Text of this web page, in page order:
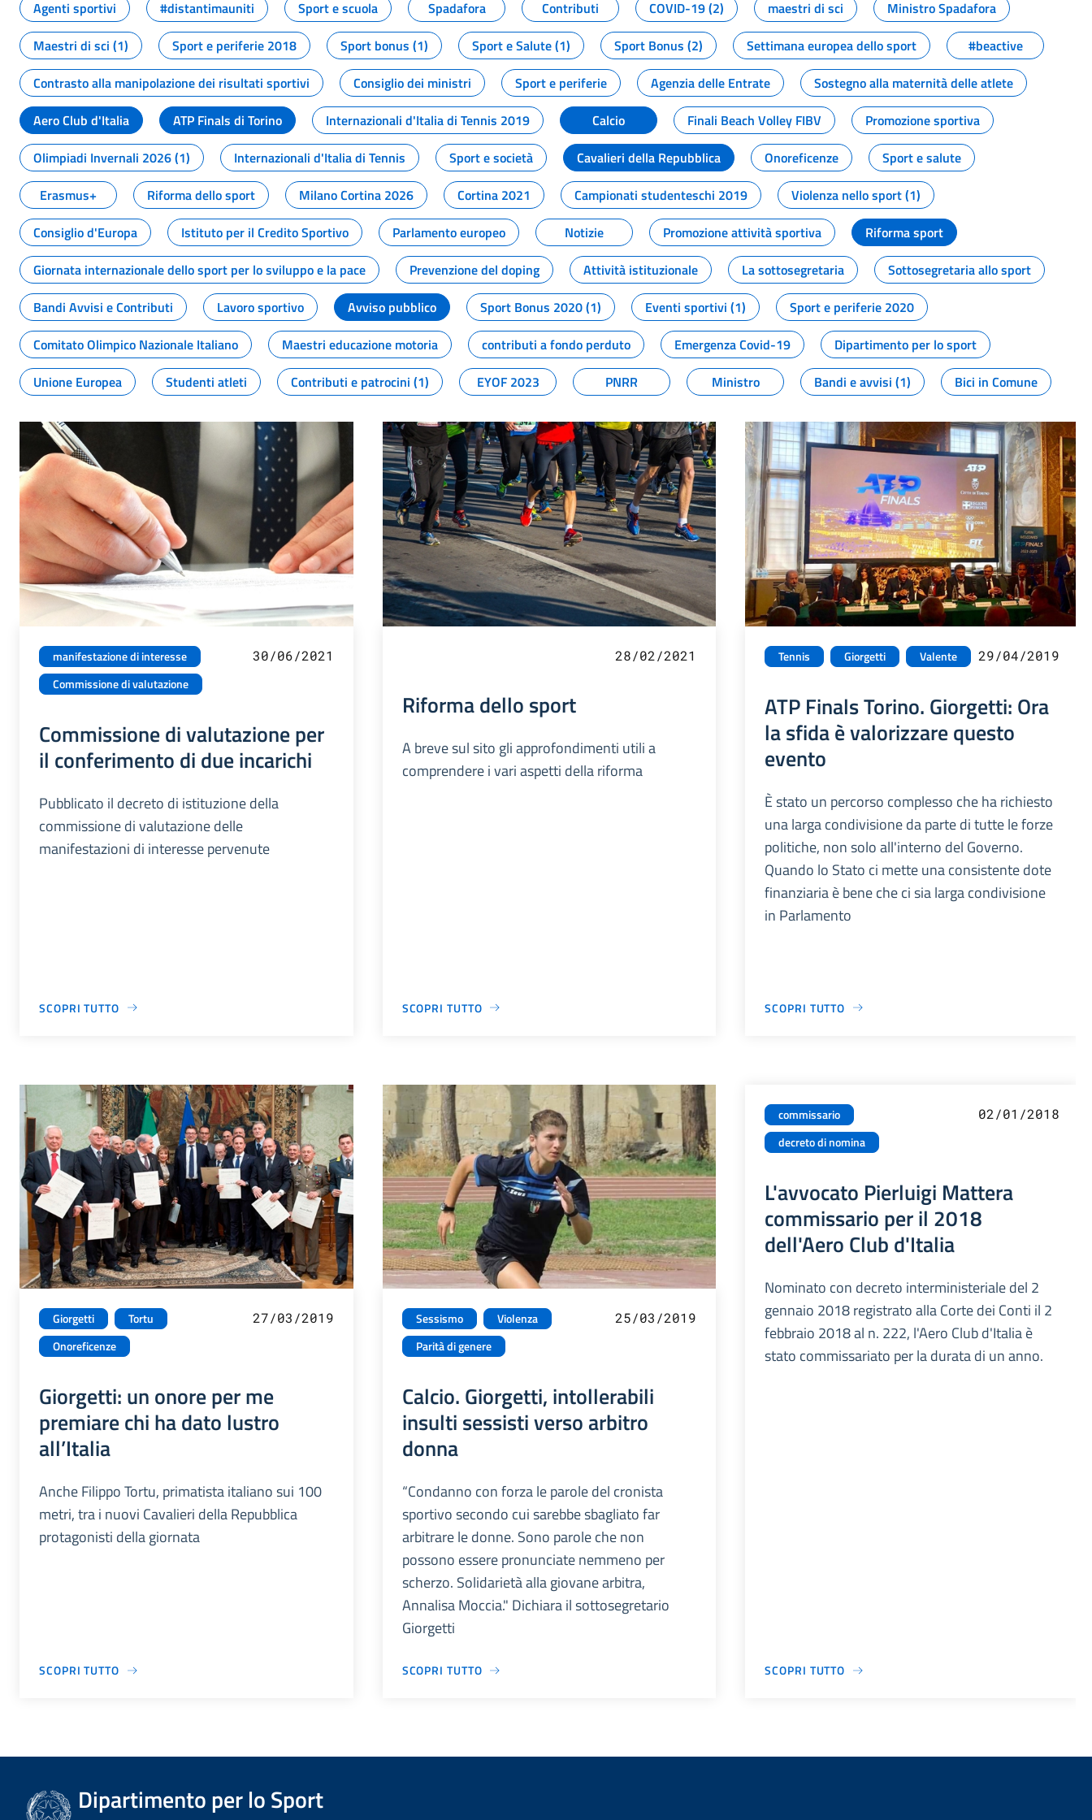
Agenti sportivi
#distantimauniti Sport e scuola Spadafora Contributi COVID-19 (2) maestri di sci
Ministro Spadafora
Maestri di sci (1)
Sport e periferie 2018 Sport bonus (1) Sport e Salute (1) Sport Bonus (2) Settimana europea dello sport
#beactive
Contrasto alla manipolazione dei risultati sportivi
Consiglio dei ministri Sport e periferie Agenzia delle Entrate
Sostegno alla maternità delle atlete
Aero Club d'Italia
ATP Finals di Torino Internazionali d'Italia di Tennis 2019 Calcio Finali Beach Volley FIBV
Promozione sportiva
Olimpiadi Invernali 2026 (1)
Internazionali d'Italia di Tennis Sport e società Cavalieri della Repubblica Onoreficenze
Sport e salute
Erasmus+
Riforma dello sport Milano Cortina 2026 Cortina 2021 Campionati studenteschi 2019
Violenza nello sport (1)
Consiglio d'Europa
Istituto per il Credito Sportivo Parlamento europeo Notizie Promozione attività sportiva
Riforma sport
Giornata internazionale dello sport per lo sviluppo e la pace
Prevenzione del doping Attività istituzionale La sottosegretaria
Sottosegretaria allo sport
Bandi Avvisi e Contributi
Lavoro sportivo Avviso pubblico Sport Bonus 2020 (1) Eventi sportivi (1)
Sport e periferie 2020
Comitato Olimpico Nazionale Italiano
Maestri educazione motoria contributi a fondo perduto Emergenza Covid-19
Dipartimento per lo sport
Unione Europea
Studenti atleti Contributi e patrocini (1) EYOF 2023 PNRR Ministro Bandi e avvisi (1) Bici in Comune
manifestazione di interesse
Commissione di valutazione
30/06/2021
Commissione di valutazione per
il conferimento di due incarichi
Pubblicato il decreto di istituzione della
commissione di valutazione delle
manifestazioni di interesse pervenute
SCOPRI TUTTO
28/02/2021
Riforma dello sport
A breve sul sito gli approfondimenti utili a
comprendere i vari aspetti della riforma
SCOPRI TUTTO
Tennis Giorgetti Valente 29/04/2019
ATP Finals Torino. Giorgetti: Ora
la sfida è valorizzare questo
evento
È stato un percorso complesso che ha richiesto
una larga condivisione da parte di tutte le forze
politiche, non solo all'interno del Governo.
Quando lo Stato ci mette una consistente dote
finanziaria è bene che ci sia larga condivisione
in Parlamento
SCOPRI TUTTO
Giorgetti
Tortu
Onoreficenze
27/03/2019
Giorgetti: un onore per me
premiare chi ha dato lustro
all’Italia
Anche Filippo Tortu, primatista italiano sui 100
metri, tra i nuovi Cavalieri della Repubblica
protagonisti della giornata
SCOPRI TUTTO
Sessismo
Violenza
Parità di genere
25/03/2019
Calcio. Giorgetti, intollerabili
insulti sessisti verso arbitro
donna
“Condanno con forza le parole del cronista
sportivo secondo cui sarebbe sbagliato far
arbitrare le donne. Sono parole che non
possono essere pronunciate nemmeno per
scherzo. Solidarietà alla giovane arbitra,
Annalisa Moccia." Dichiara il sottosegretario
Giorgetti
SCOPRI TUTTO
commissario
decreto di nomina
02/01/2018
L'avvocato Pierluigi Mattera
commissario per il 2018
dell'Aero Club d'Italia
Nominato con decreto interministeriale del 2
gennaio 2018 registrato alla Corte dei Conti il 2
febbraio 2018 al n. 222, l'Aero Club d'Italia è
stato commissariato per la durata di un anno.
SCOPRI TUTTO
Dipartimento per lo Sport